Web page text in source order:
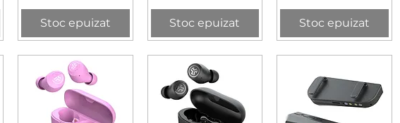
Stoc epuizat Stoc epuizat Stoc epuizat